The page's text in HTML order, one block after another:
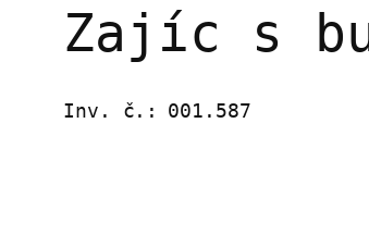
Zajíc s
Inv. č.: 001.587